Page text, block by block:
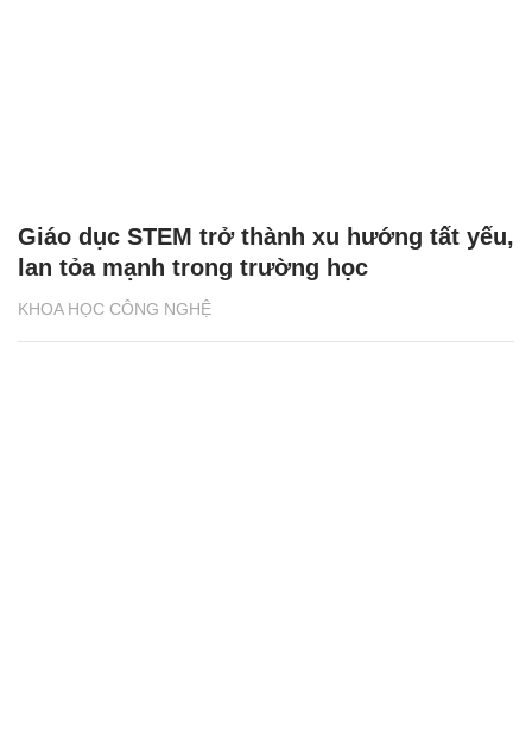
KHOA HỌC CÔNG NGHỆ
Giáo dục STEM trở thành xu hướng tất yếu,
lan tỏa mạnh trong trường học